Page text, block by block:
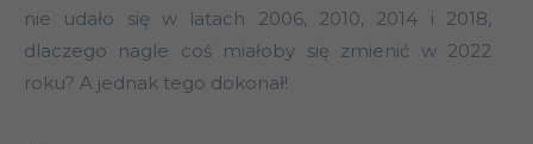
nie udało się w latach 2006, 2010, 2014 i 2018,
dlaczego nagle coś miałoby się zmienić w 2022
roku? A jednak tego dokonał!